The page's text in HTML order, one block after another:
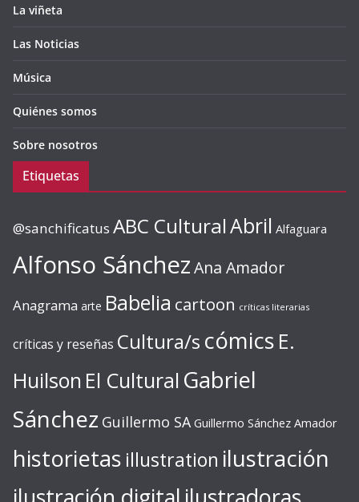
La viñeta
Las Noticias
Música
Quiénes somos
Sobre nosotros
Etiquetas
@sanchificatus ABC CulturalAbril Alfaguara
Alfonso SánchezAna Amador
Anagrama arte Babelia cartoon críticas literarias
críticas y reseñas Cultura/s cómics E.
Huilson El Cultural Gabriel
Sánchez Guillermo SA Guillermo Sánchez Amador
historietas illustration ilustración